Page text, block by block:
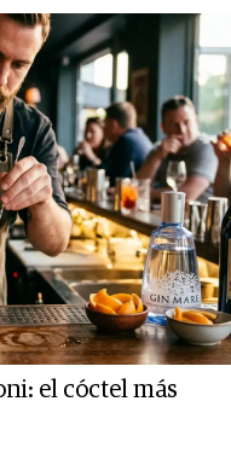
el cóctel más